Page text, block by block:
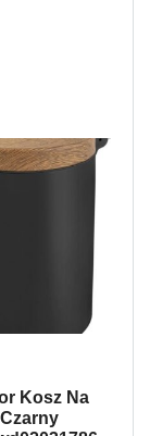
Kosz Na